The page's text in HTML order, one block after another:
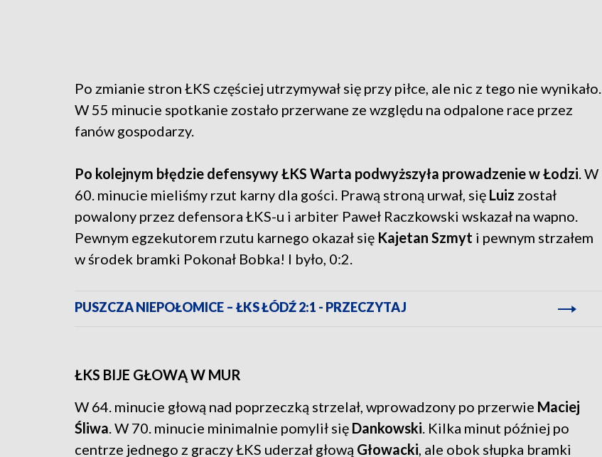
Po zmianie stron ŁKS częściej utrzymywał się przy piłce, ale nic z tego nie wynikało.
W 55 minucie spotkanie zostało przerwane ze względu na odpalone race przez
fanów gospodarzy.
Po kolejnym błędzie defensywy ŁKS Warta podwyższyła prowadzenie w Łodzi. W
60. minucie mieliśmy rzut karny dla gości. Prawą stroną urwał, się Luiz został
powalony przez defensora ŁKS-u i arbiter Paweł Raczkowski wskazał na wapno.
Pewnym egzekutorem rzutu karnego okazał się Kajetan Szmyt i pewnym strzałem
w środek bramki Pokonał Bobka! I było, 0:2.
PUSZCZA NIEPOŁOMICE – ŁKS ŁÓDŹ 2:1 - PRZECZYTAJ
ŁKS BIJE GŁOWĄ W MUR
W 64. minucie głową nad poprzeczką strzelał, wprowadzony po przerwie Maciej
Śliwa. W 70. minucie minimalnie pomylił się Dankowski. Kilka minut później po
centrze jednego z graczy ŁKS uderzał głową Głowacki, ale obok słupka bramki